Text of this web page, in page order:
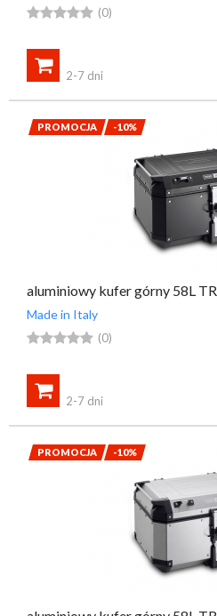
 (0)

2-7 dni
PROMOCJA -10%
aluminiowy kufer górny 58L
Made in Italy
 (0)

2-7 dni
PROMOCJA -10%